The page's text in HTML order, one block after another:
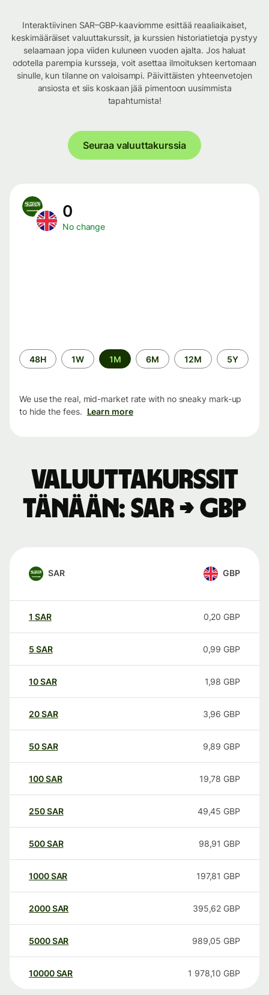
Interaktiivinen SAR–GBP-kaaviomme esittää reaaliaikaiset,
keskimääräiset valuuttakurssit, ja kurssien historiatietoja pystyy
selaamaan jopa viiden kuluneen vuoden ajalta. Jos haluat
odotella parempia kursseja, voit asettaa ilmoituksen kertomaan
sinulle, kun tilanne on valoisampi. Päivittäisten yhteenvetojen
ansiosta et siis koskaan jää pimentoon uusimmista
tapahtumista!
Seuraa valuuttakurssia
0
No change
Time
period
48H 1W 1M 6M 12M 5Y
We use the real, mid-market rate with no sneaky mark-up
to hide the fees. Learn more
Valuuttakurssit
tänään: SAR → GBP
SAR GBP
1 SAR 0,20 GBP
5 SAR 0,99 GBP
10SAR 1,98 GBP
20SAR 3,96 GBP
50SAR 9,89 GBP
100SAR 19,78 GBP
250SAR 49,45 GBP
500SAR 98,91 GBP
1000SAR 197,81 GBP
2000SAR 395,62 GBP
5000SAR 989,05 GBP
10000 SAR 1 978,10 GBP